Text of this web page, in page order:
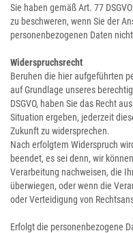
Sie haben gemäß Art. 77
zu beschweren, wenn Sie der
personenbezogenen Daten
Widerspruchsrecht
Beruhen die hier aufgeführten
auf Grundlage unseres
DSGVO, haben Sie das Recht
Situation ergeben, jederzeit
Zukunft zu widersprechen.
Nach erfolgtem Widerspruch
beendet, es sei denn, wir
Verarbeitung nachweisen, die
überwiegen, oder wenn die
oder Verteidigung von
Erfolgt die personenbezogene